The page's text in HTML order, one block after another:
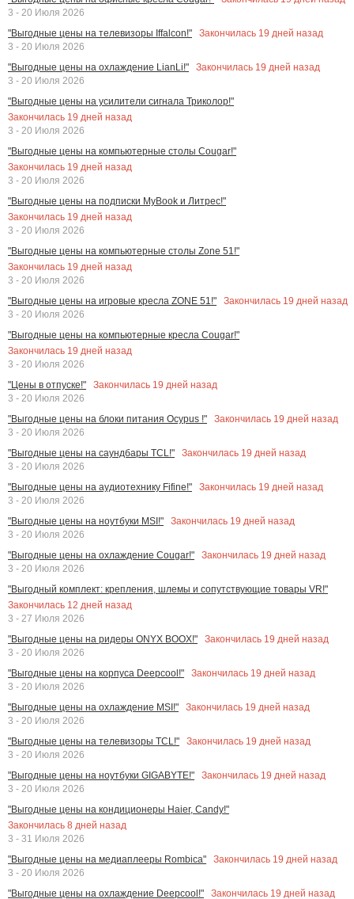
3 - 20 Июля 2026
"Выгодные цены на телевизоры Iffalcon!"
Закончилась 19 дней назад
3 - 20 Июля 2026
"Выгодные цены на охлаждение LianLi!"
Закончилась 19 дней назад
3 - 20 Июля 2026
"Выгодные цены на усилители сигнала Триколор!"
Закончилась 19 дней назад
3 - 20 Июля 2026
"Выгодные цены на компьютерные столы Cougar!"
Закончилась 19 дней назад
3 - 20 Июля 2026
"Выгодные цены на подписки MyBook и Литрес!"
Закончилась 19 дней назад
3 - 20 Июля 2026
"Выгодные цены на компьютерные столы Zone 51!"
Закончилась 19 дней назад
3 - 20 Июля 2026
"Выгодные цены на игровые кресла ZONE 51!"
Закончилась 19 дней назад
3 - 20 Июля 2026
"Выгодные цены на компьютерные кресла Cougar!"
Закончилась 19 дней назад
3 - 20 Июля 2026
"Цены в отпуске!"
Закончилась 19 дней назад
3 - 20 Июля 2026
"Выгодные цены на блоки питания Ocypus !"
Закончилась 19 дней назад
3 - 20 Июля 2026
"Выгодные цены на саундбары TCL!"
Закончилась 19 дней назад
3 - 20 Июля 2026
"Выгодные цены на аудиотехнику Fifine!"
Закончилась 19 дней назад
3 - 20 Июля 2026
"Выгодные цены на ноутбуки MSI!"
Закончилась 19 дней назад
3 - 20 Июля 2026
"Выгодные цены на охлаждение Cougar!"
Закончилась 19 дней назад
3 - 20 Июля 2026
"Выгодный комплект: крепления, шлемы и сопутствующие товары VR!"
Закончилась 12 дней назад
3 - 27 Июля 2026
"Выгодные цены на ридеры ONYX BOOX!"
Закончилась 19 дней назад
3 - 20 Июля 2026
"Выгодные цены на корпуса Deepcool!"
Закончилась 19 дней назад
3 - 20 Июля 2026
"Выгодные цены на охлаждение MSI!"
Закончилась 19 дней назад
3 - 20 Июля 2026
"Выгодные цены на телевизоры TCL!"
Закончилась 19 дней назад
3 - 20 Июля 2026
"Выгодные цены на ноутбуки GIGABYTE!"
Закончилась 19 дней назад
3 - 20 Июля 2026
"Выгодные цены на кондиционеры Haier, Candy!"
Закончилась 8 дней назад
3 - 31 Июля 2026
"Выгодные цены на медиаплееры Rombica"
Закончилась 19 дней назад
3 - 20 Июля 2026
"Выгодные цены на охлаждение Deepcool!"
Закончилась 19 дней назад